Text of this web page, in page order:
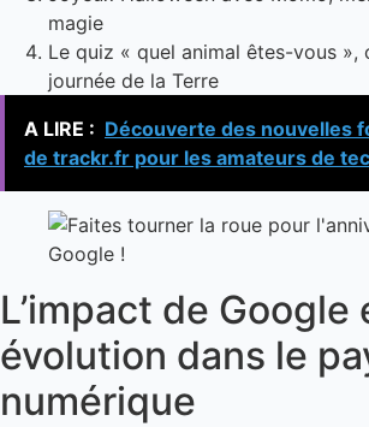
magie
Le quiz « quel animal êtes-vous »,
journée de la Terre
A LIRE : Découverte des nouvelles
de trackr.fr pour les amateurs de
L’impact de Google
évolution dans le
numérique